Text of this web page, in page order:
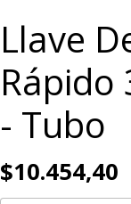
Llave
Rápido
- Tubo
$10.454,40